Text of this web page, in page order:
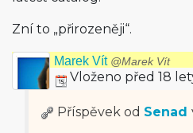
Zní to „přirozeněji“.
Marek Vít @Marek Vít
Vloženo před 18
Příspěvek od Senad